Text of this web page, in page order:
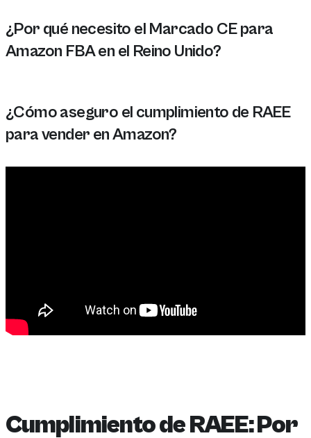
¿Por qué necesito el Marcado CE para
Amazon FBA en el Reino Unido?
¿Cómo aseguro el cumplimiento de RAEE
para vender en Amazon?
Cumplimiento de RAEE: Por